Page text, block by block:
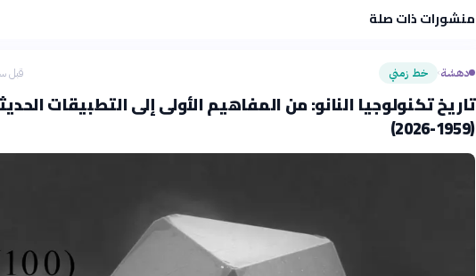
منشورات ذات صلة
دهشة› خط زمني قبل
تاريخ تكنولوجيا النانو: من المفاهيم الأولى إلى التطبيقات
(1959-2026)